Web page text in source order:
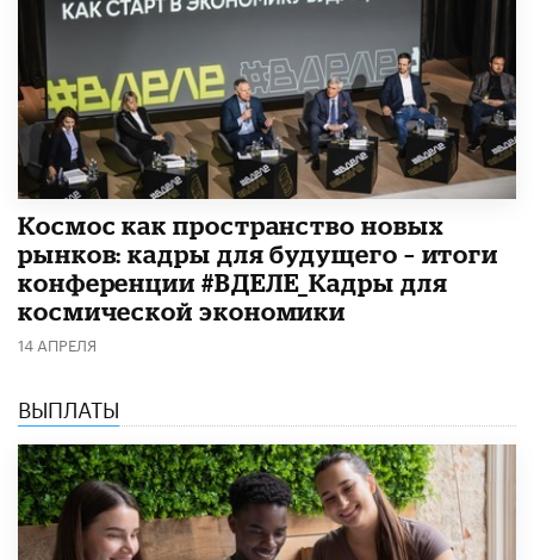
Космос как пространство новых
рынков: кадры для будущего – итоги
конференции #ВДЕЛЕ_Кадры для
космической экономики
14 АПРЕЛЯ
ВЫПЛАТЫ